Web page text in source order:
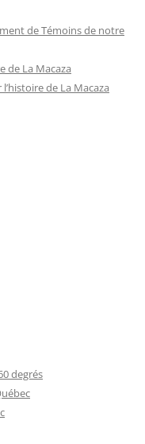
de Témoins de notre
de La Macaza
de La Macaza
degrés